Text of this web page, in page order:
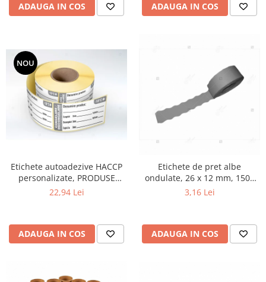
ADAUGA IN COS ADAUGA IN COS
NOU
Etichete autoadezive HACCP
personalizate, PRODUSE
CONGELATE, 25x54 mm, 1000
22,94 Lei
ADAUGA IN COS
Etichete de pret albe
ondulate, 26 x 12 mm, 1500
buc/rola
3,16 Lei
ADAUGA IN COS